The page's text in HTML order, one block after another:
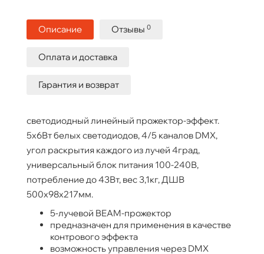
Описание Отзывы 0
Оплата и доставка
Гарантия и возврат
светодиодный линейный прожектор-эффект.
5х6Вт белых светодиодов, 4/5 каналов DMX,
угол раскрытия каждого из лучей 4град,
универсальный блок питания 100-240В,
потребление до 43Вт, вес 3,1кг, ДШВ
500х98х217мм.
5-лучевой BEAM-прожектор
предназначен для применения в качестве
контрового эффекта
возможность управления через DMX